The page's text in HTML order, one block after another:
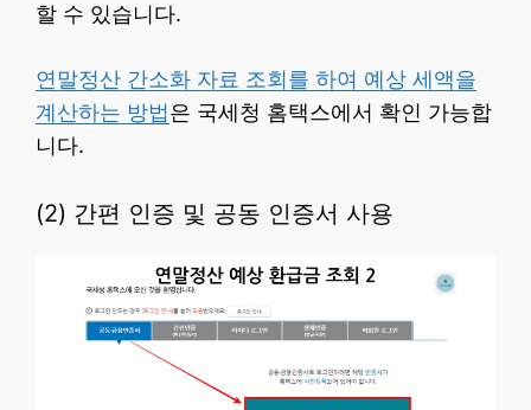
할 수 있습니다.
연말정산 간소화 자료 조회를 하여 예상 세액을
계산하는 방법은 국세청 홈택스에서 확인 가능합
니다.
(2) 간편 인증 및 공동 인증서 사용